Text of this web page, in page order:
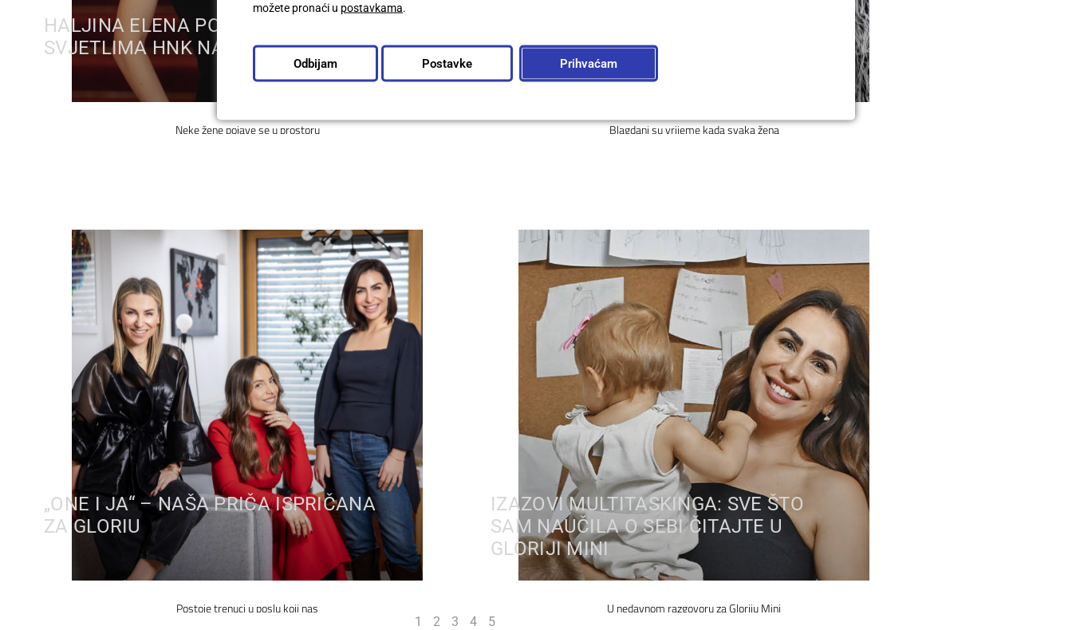
HALJINA ELENA POD GLAMUROZNIM
SVJETLIMA HNK NA TARI THALLER
Neke žene pojave se u prostoru
– MIRELA KARDAŠEVIĆ ZABLISTALA
NA NASLOVNICI LJEPOTE&ZDRAVLJA
Blagdani su vrijeme kada svaka žena
„ONE I JA“ – NAŠA PRIČA ISPRIČANA
ZA GLORIU
Postoje trenuci u poslu koji nas
IZAZOVI MULTITASKINGA: SVE ŠTO
SAM NAUČILA O SEBI ČITAJTE U
GLORIJI MINI
U nedavnom razgovoru za Gloriju Mini
1 2 3 4 5
možete pronaći u postavkama.
Prihvaćam
Odbijam Postavke